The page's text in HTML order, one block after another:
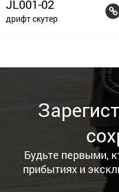
JL001-02
дрифт скутер
Будьте первыми,
прибытиях и